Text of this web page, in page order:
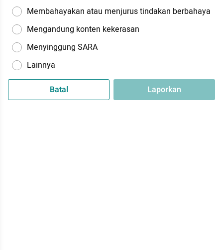
Membahayakan atau menjurus tindakan berbahaya
Mengandung konten kekerasan
Menyinggung SARA
Lainnya
Batal Laporkan